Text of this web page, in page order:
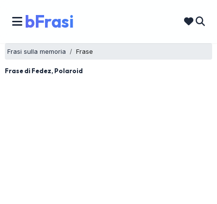
bFrasi
Frasi sulla memoria Frase
Frase di Fedez, Polaroid